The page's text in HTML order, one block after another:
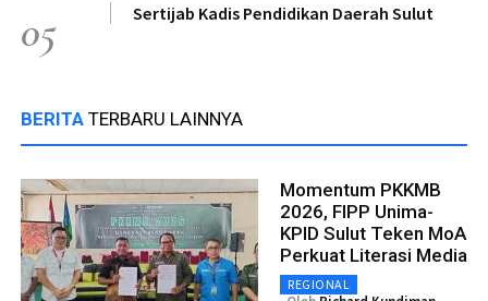
05 Sertijab Kadis Pendidikan Daerah Sulut
BERITA TERBARU LAINNYA
Momentum PKKMB
2026, FIPP Unima-
KPID Sulut Teken MoA
Perkuat Literasi Media
REGIONAL